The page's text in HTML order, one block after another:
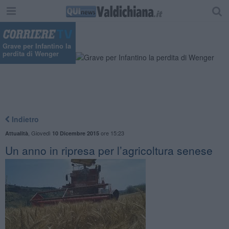
Grave per Infantino la
perdita di Wenger
Indietro
Attualità Giovedì 10 Dicembre 2015ore 15:23
Un anno in ripresa per l’agricoltura senese